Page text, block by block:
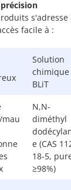
facile à :
Solution
chimique
BLiT
mau
N,N-
diméthyl
e (CAS
18-5,
≥98%)